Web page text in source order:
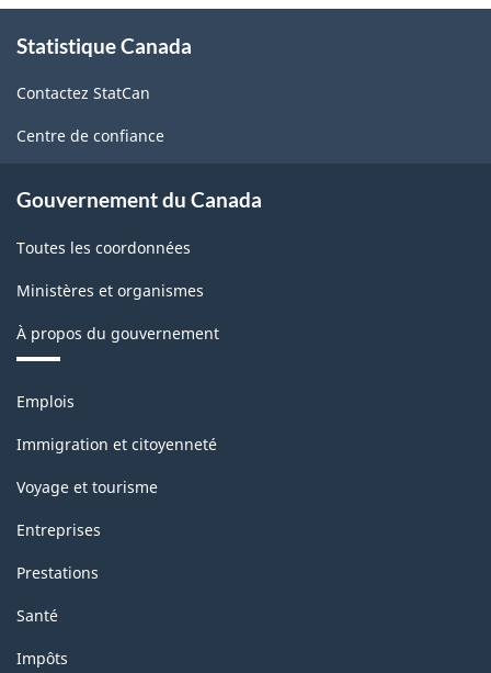
(EPA)
-
Structure
de
classification
propos
ce
site
Statistique Canada
Contactez StatCan
Centre de confiance
Gouvernement du Canada
Toutes les coordonnées
Ministères et organismes
À propos du gouvernement
Thèmes
sujets
Emplois
Immigration et citoyenneté
Voyage et tourisme
Entreprises
Prestations
Santé
Impôts